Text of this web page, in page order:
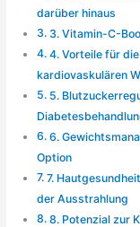
darüber hinaus
3. Vitamin-C-
4. Vorteile für
kardiovaskulären
5.
6.
Option
7.
der Ausstrahlung
8. Potenzial zur